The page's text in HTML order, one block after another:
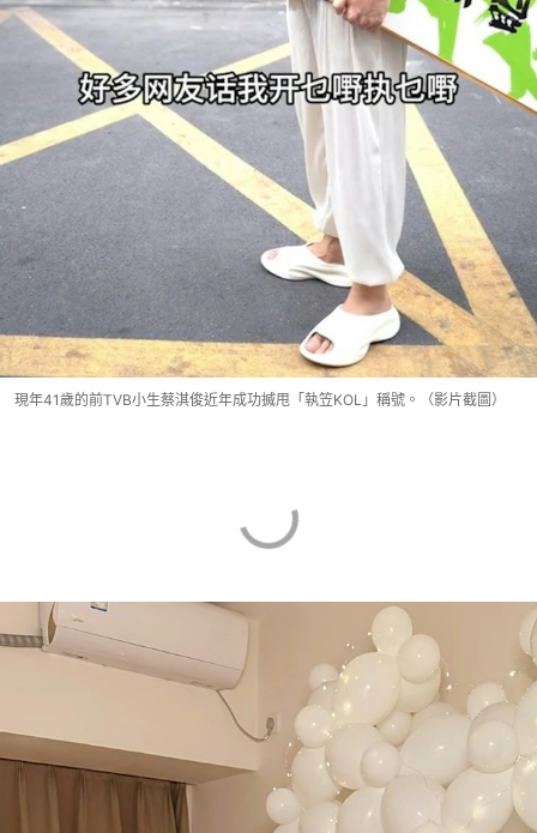
現年41歲的前TVB小生蔡淇俊近年成功搣甩「執笠KOL」稱號。（影片截圖）